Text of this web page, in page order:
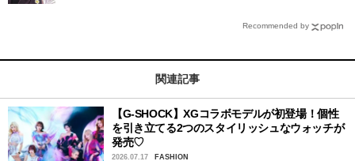
Recommended by
関連記事
【G-SHOCK】XGコラボモデルが初登場！個性
を引き立てる2つのスタイリッシュなウォッチが
発売♡
2026.07.17 FASHION